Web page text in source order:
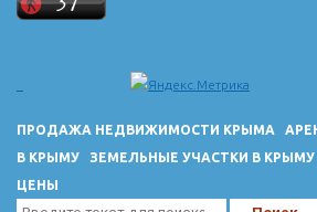
ПРОДАЖА НЕДВИЖИМОСТИ КРЫМА
В КРЫМУ
ЗЕМЕЛЬНЫЕ УЧАСТКИ В КРЫМУ
ЦЕНЫ